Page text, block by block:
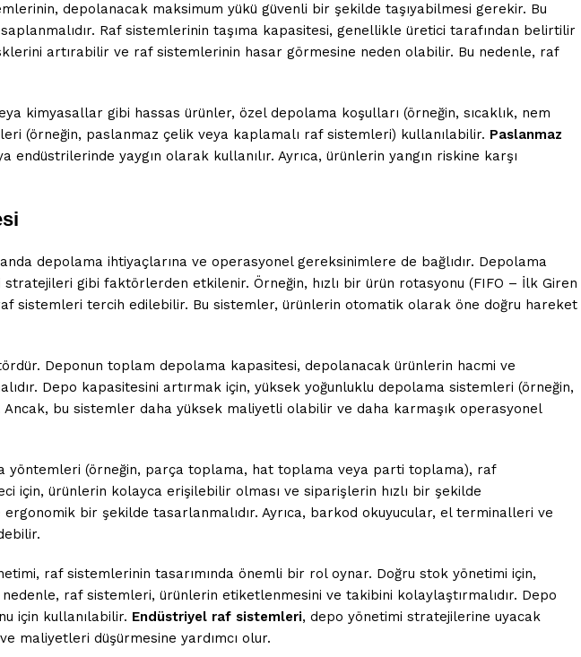
depolanacak maksimum yükü güvenli bir şekilde taşıyabilmesi gerekir. Bu
Raf sistemlerinin taşıma kapasitesi, genellikle üretici tarafından belirtilir
artırabilir ve raf sistemlerinin hasar görmesine neden olabilir. Bu nedenle, raf
kimyasallar gibi hassas ürünler, özel depolama koşulları (örneğin, sıcaklık, nem
(örneğin, paslanmaz çelik veya kaplamalı raf sistemleri) kullanılabilir. Paslanmaz
yaygın olarak kullanılır. Ayrıca, ürünlerin yangın riskine karşı
depolama ihtiyaçlarına ve operasyonel gereksinimlere de bağlıdır. Depolama
gibi faktörlerden etkilenir. Örneğin, hızlı bir ürün rotasyonu (FIFO – İlk Giren
sistemleri tercih edilebilir. Bu sistemler, ürünlerin otomatik olarak öne doğru hareket
Deponun toplam depolama kapasitesi, depolanacak ürünlerin hacmi ve
Depo kapasitesini artırmak için, yüksek yoğunluklu depolama sistemleri (örneğin,
bu sistemler daha yüksek maliyetli olabilir ve daha karmaşık operasyonel
(örneğin, parça toplama, hat toplama veya parti toplama), raf
için, ürünlerin kolayca erişilebilir olması ve siparişlerin hızlı bir şekilde
bir şekilde tasarlanmalıdır. Ayrıca, barkod okuyucular, el terminalleri ve
raf sistemlerinin tasarımında önemli bir rol oynar. Doğru stok yönetimi için,
raf sistemleri, ürünlerin etiketlenmesini ve takibini kolaylaştırmalıdır. Depo
için kullanılabilir. Endüstriyel raf sistemleri, depo yönetimi stratejilerine uyacak
maliyetleri düşürmesine yardımcı olur.